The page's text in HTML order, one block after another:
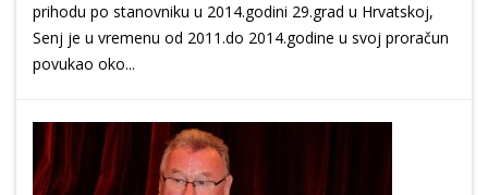
prihodu po stanovniku u 2014.godini 29.grad u Hrvatskoj,
Senj je u vremenu od 2011.do 2014.godine u svoj proračun
povukao oko...